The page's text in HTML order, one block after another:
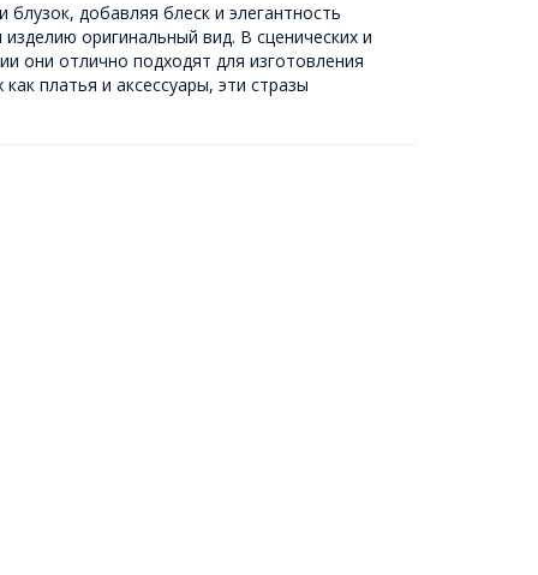
добавляя блеск и элегантность
оригинальный вид. В сценических и
они отлично подходят для изготовления
платья и аксессуары, эти стразы